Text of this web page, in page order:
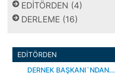
EDİTÖRDEN (4)
DERLEME (16)
EDİTÖRDEN
DERNEK BAŞKANI`NDAN...